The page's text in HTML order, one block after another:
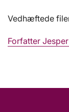
Vedhæftede
Forfatter